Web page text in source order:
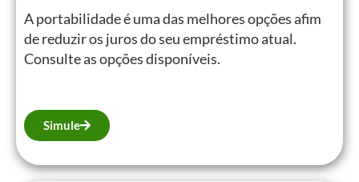
A portabilidade é uma das melhores opções afim
de reduzir os juros do seu empréstimo atual.
Consulte as opções disponíveis.
Simule